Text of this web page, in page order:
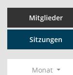
Mitglieder
Sitzungen
Monat